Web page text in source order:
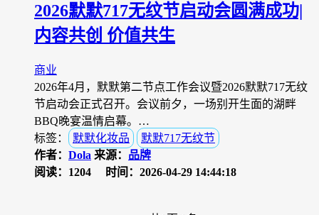
2026默默717无纹节启动会圆满成功|
内容共创 价值共生
商业
2026年4月，默默第二节点工作会议暨2026默默717无纹
节启动会正式召开。会议前夕，一场别开生面的湖畔
BBQ晚宴温情启幕。…
标签：
默默化妆品
默默717无纹节
作者： Dola 来源： 品牌
阅读：1204
时间：2026-04-29 14:44:18